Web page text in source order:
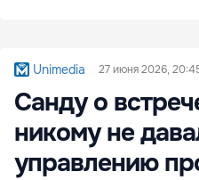
Unimedia 27 июня 2026,
Санду о
никому не
управлению